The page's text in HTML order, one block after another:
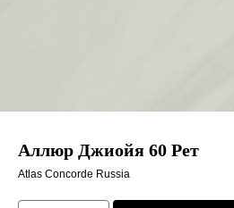
Аллюр Джиойя 60 Рет
Atlas Concorde Russia